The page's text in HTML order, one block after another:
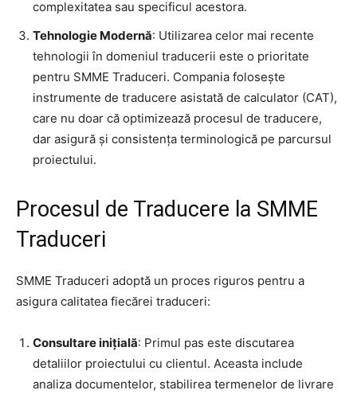
complexitatea sau specificul acestora.
Tehnologie Modernă: Utilizarea celor mai recente
tehnologii în domeniul traducerii este o prioritate
pentru SMME Traduceri. Compania folosește
instrumente de traducere asistată de calculator (CAT),
care nu doar că optimizează procesul de traducere,
dar asigură și consistența terminologică pe parcursul
proiectului.
Procesul de Traducere la SMME
Traduceri
SMME Traduceri adoptă un proces riguros pentru a
asigura calitatea fiecărei traduceri:
Consultare inițială: Primul pas este discutarea
detaliilor proiectului cu clientul. Aceasta include
analiza documentelor, stabilirea termenelor de livrare